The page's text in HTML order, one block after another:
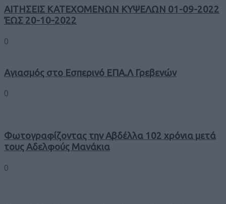
ΑΙΤΗΣΕΙΣ ΚΑΤΕΧΟΜΕΝΩΝ ΚΥΨΕΛΩΝ 01-09-2022
ΈΩΣ 20-10-2022
0
Αγιασμός στο Εσπερινό ΕΠΑ.Λ Γρεβενών
0
Φωτογραφίζοντας την Αβδέλλα 102 χρόνια μετά
τους Αδελφούς Μανάκια
0